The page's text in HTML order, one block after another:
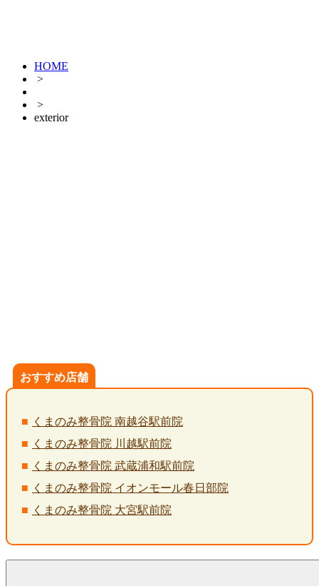
HOME
>
>
exterior
おすすめ店舗
くまのみ整骨院 南越谷駅前院
くまのみ整骨院 川越駅前院
くまのみ整骨院 武蔵浦和駅前院
くまのみ整骨院 イオンモール春日部院
くまのみ整骨院 大宮駅前院